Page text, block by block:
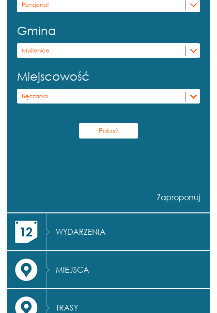
Pensjonat
Gmina
Myślenice
Miejscowość
Bęczarka
Zaproponuj
WYDARZENIA
MIEJSCA
TRASY